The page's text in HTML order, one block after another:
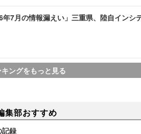
7月の情報漏えい」三重県、陸自インシ
ングをもっと見る
集部おすすめ
記録